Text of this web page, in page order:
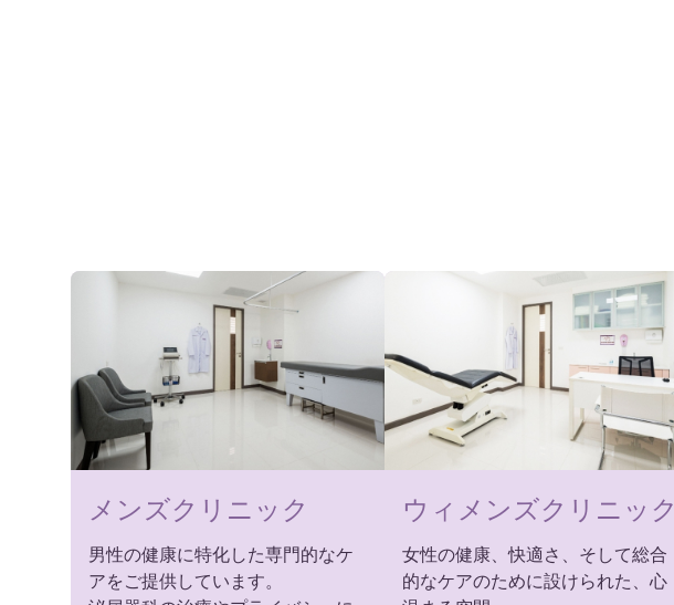
メンズクリニック
男性の健康に特化した専門的なケ
アをご提供しています。
ウィメンズクリニック
女性の健康、快適さ、そして総合
的なケアのために設けられた、心